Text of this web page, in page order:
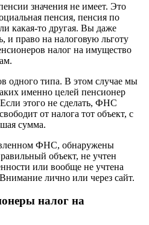
значения не имеет. Это
пенсия, пенсия по
какая-то другая. Вы даже
и право на налоговую льготу
налог на имущество
одного типа. В этом случае мы
именно целей пенсионер
этого не сделать, ФНС
от налога тот объект, с
сумма.
ФНС, обнаружены
объект, не учтен
или вообще не учтена
лично или через сайт.
налог на